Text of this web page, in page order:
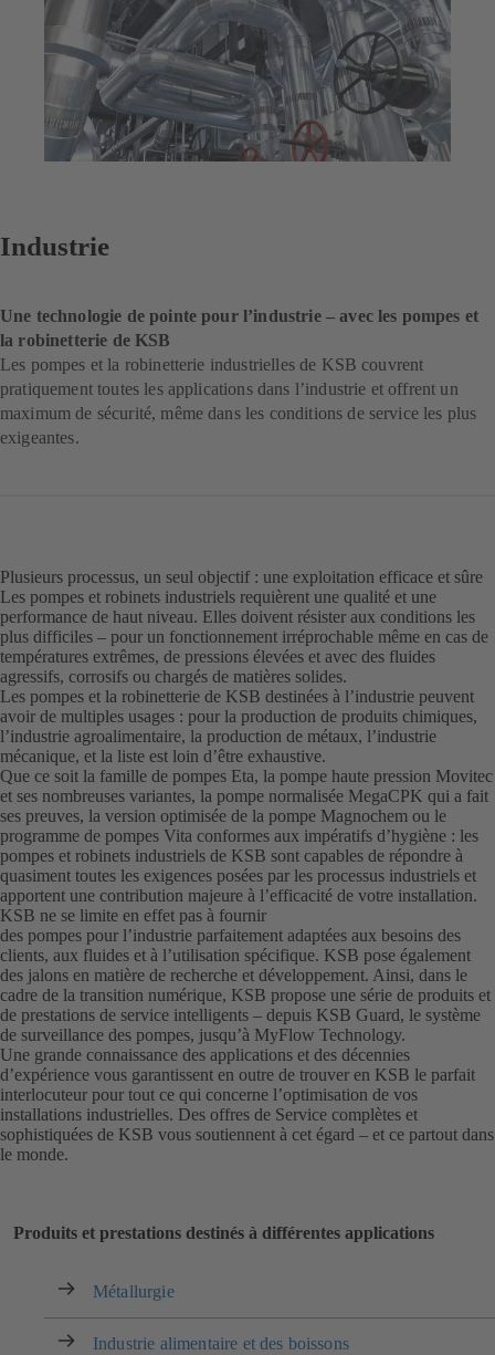
Industrie
Une technologie de pointe pour l’industrie – avec les pompes et
la robinetterie de KSB
Les pompes et la robinetterie industrielles de KSB couvrent
pratiquement toutes les applications dans l’industrie et offrent un
maximum de sécurité, même dans les conditions de service les plus
exigeantes.
Plusieurs processus, un seul objectif : une exploitation efficace et sûre
Les pompes et robinets industriels requièrent une qualité et une
performance de haut niveau. Elles doivent résister aux conditions les
plus difficiles – pour un fonctionnement irréprochable même en cas de
températures extrêmes, de pressions élevées et avec des fluides
agressifs, corrosifs ou chargés de matières solides.
Les pompes et la robinetterie de KSB destinées à l’industrie peuvent
avoir de multiples usages : pour la production de produits chimiques,
l’industrie agroalimentaire, la production de métaux, l’industrie
mécanique, et la liste est loin d’être exhaustive.
Que ce soit la famille de pompes Eta, la pompe haute pression Movitec
et ses nombreuses variantes, la pompe normalisée MegaCPK qui a fait
ses preuves, la version optimisée de la pompe Magnochem ou le
programme de pompes Vita conformes aux impératifs d’hygiène : les
pompes et robinets industriels de KSB sont capables de répondre à
quasiment toutes les exigences posées par les processus industriels et
apportent une contribution majeure à l’efficacité de votre installation.
KSB ne se limite en effet pas à fournir
des pompes pour l’industrie parfaitement adaptées aux besoins des
clients, aux fluides et à l’utilisation spécifique. KSB pose également
des jalons en matière de recherche et développement. Ainsi, dans le
cadre de la transition numérique, KSB propose une série de produits et
de prestations de service intelligents – depuis KSB Guard, le système
de surveillance des pompes, jusqu’à MyFlow Technology.
Une grande connaissance des applications et des décennies
d’expérience vous garantissent en outre de trouver en KSB le parfait
interlocuteur pour tout ce qui concerne l’optimisation de vos
installations industrielles. Des offres de Service complètes et
sophistiquées de KSB vous soutiennent à cet égard – et ce partout dans
le monde.
Produits et prestations destinés à différentes applications
Métallurgie
Industrie alimentaire et des boissons